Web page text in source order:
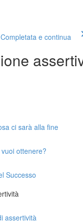
Completata e continua
ci sarà alla fine
ottenere?
Successo
assertività